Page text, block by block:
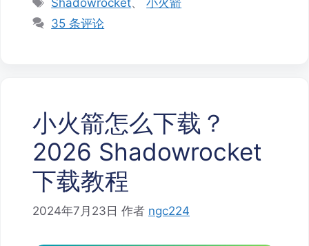
签
35 条评论
小火箭怎么下载？
2026 Shadowrocket
下载教程
2024年7月23日 作者 ngc224